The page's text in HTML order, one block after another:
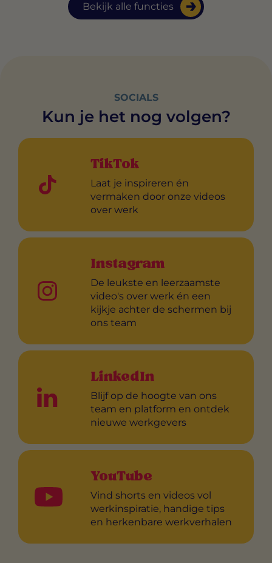
Bekijk alle functies
SOCIALS
Kun je het nog volgen?
TikTok
Laat je inspireren én
vermaken door onze videos
over werk
Instagram
De leukste en leerzaamste
video's over werk én een
kijkje achter de schermen bij
ons team
LinkedIn
Blijf op de hoogte van ons
team en platform en ontdek
nieuwe werkgevers
YouTube
Vind shorts en videos vol
werkinspiratie, handige tips
en herkenbare werkverhalen